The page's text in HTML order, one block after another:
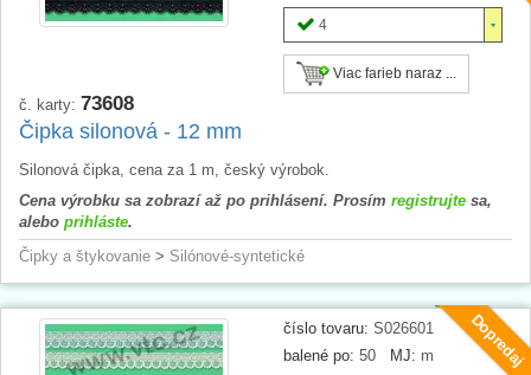
4
Viac farieb naraz ...
č. karty: 73608
Čipka silonová - 12 mm
Silonová čipka, cena za 1 m, český výrobok.
Cena výrobku sa zobrazí až po prihlásení. Prosím registrujte sa,
alebo prihláste.
Čipky a štykovanie > Silónové-syntetické
Dopredaj
číslo tovaru: S026601
balené po: 50 MJ: m